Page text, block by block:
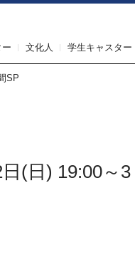
文化人 学生キャスター
SP
(日) 19:00～3